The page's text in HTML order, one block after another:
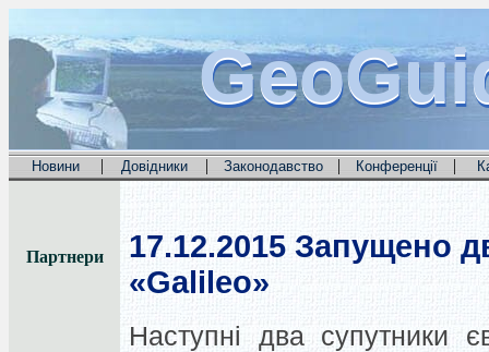
Новини | Довідники | Законодавство | Конференції |
Партнери 17.12.2015 Запущено
«Galileo»
Наступні два супутники